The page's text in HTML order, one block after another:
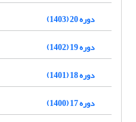
دوره 20 (1403)
دوره 19 (1402)
دوره 18 (1401)
دوره 17 (1400)